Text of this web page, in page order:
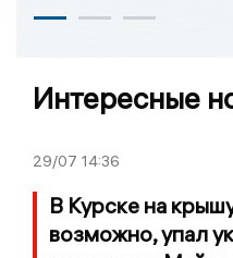
Интересные
29/07 14:36
В Курске на
возможно, упал